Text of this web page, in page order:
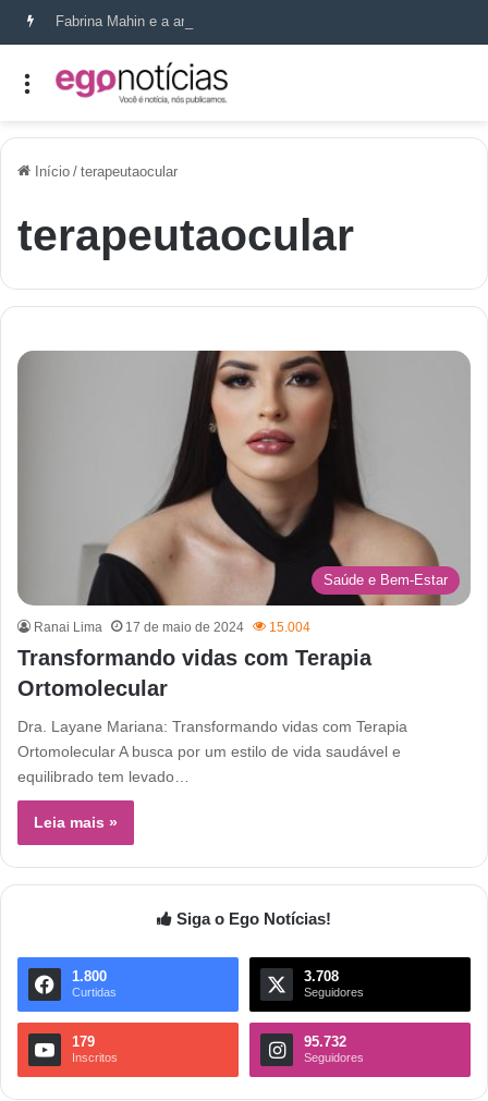
Fabrina Mahin e a arte de reconstruir confiança
Início / terapeutaocular
terapeutaocular
Saúde e Bem-Estar
Ranai Lima 17 de maio de 2024 15.004
Transformando vidas com Terapia
Ortomolecular
Dra. Layane Mariana: Transformando vidas com Terapia
Ortomolecular A busca por um estilo de vida saudável e
equilibrado tem levado…
Leia mais »
Siga o Ego Notícias!
1.800
Curtidas
3.708
Seguidores
179
Inscritos
95.732
Seguidores